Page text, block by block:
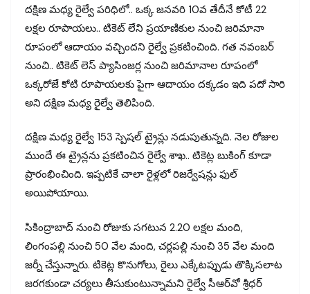
దక్షిణ మధ్య రైల్వే పరిధిలో.. ఒక్క జనవరి 10వ తేదీనే కోటీ 22
లక్షల రూపాయలు.. టికెట్ లేని ప్రయాణికుల నుంచి జరిమానా
రూపంలో ఆదాయం వచ్చిందని రైల్వే ప్రకటించింది. గత నవంబర్
నుంచి.. టికెట్ లెస్ ప్యాసింజర్ల నుంచి జరిమానాల రూపంలో
ఒక్కరోజే కోటి రూపాయలకు పైగా ఆదాయం దక్కడం ఇది పదో సారి
అని దక్షిణ మధ్య రైల్వే తెలిపింది.
దక్షిణ మధ్య రైల్వే 153 స్పెషల్ ట్రైన్లు నడుపుతున్నది. నెల రోజుల
ముందే ఈ ట్రైన్లను ప్రకటించిన రైల్వే శాఖ.. టికెట్ల బుకింగ్ కూడా
ప్రారంభించింది. ఇప్పటికే చాలా రైళ్లలో రిజర్వేషన్లు ఫుల్
అయిపోయాయి.
సికింద్రాబాద్‌‌‌‌‌‌‌‌‌‌‌‌‌‌‌‌ నుంచి రోజుకు సగటున 2.20 లక్షల మంది,
లింగంపల్లి నుంచి 50 వేల మంది, చర్లపల్లి నుంచి 35 వేల మంది
జర్నీ చేస్తున్నారు. టికెట్ల కొనుగోలు, రైలు ఎక్కేటప్పుడు తొక్కిసలాట
జరగకుండా చర్యలు తీసుకుంటున్నామని రైల్వే సీఆర్​వో శ్రీధర్